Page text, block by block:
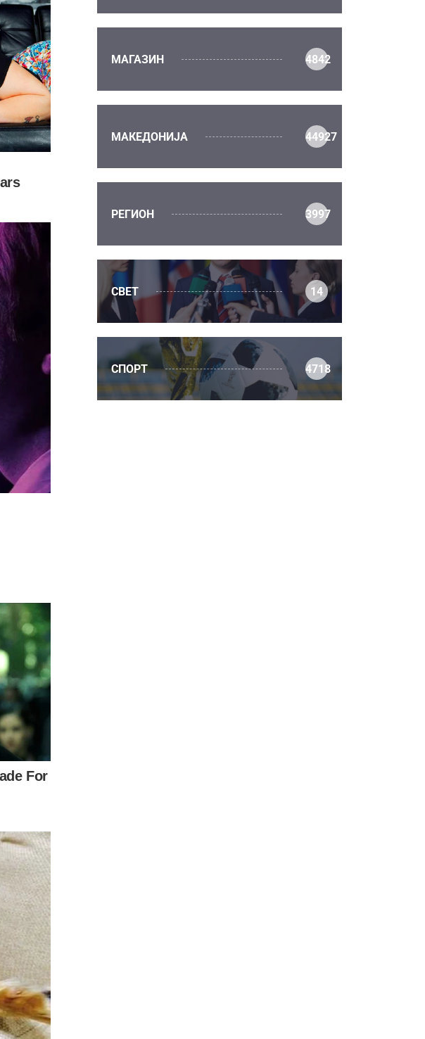
МАГАЗИН 4842
МАКЕДОНИЈА 44927
РЕГИОН 3997
СВЕТ 14
СПОРТ 4718